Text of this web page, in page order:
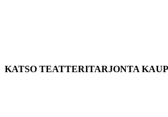
KATSO TEATTERITARJONTA